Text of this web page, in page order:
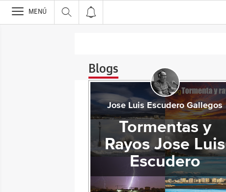
>
MENÚ
Blogs
Jose Luis Escudero Gallegos
Tormentas y
Rayos Jose Luis
Escudero